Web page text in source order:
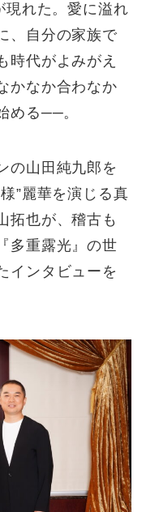
現れた。愛に溢れ
、自分の家族で
時代がよみがえ
かなか合わなか
める──。
の山田純九郎を
”麗華を演じる真
拓也が、稽古も
多重露光』の世
インタビューを